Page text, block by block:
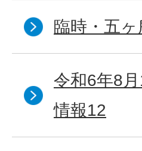
臨時・五
令和6年8
情報12